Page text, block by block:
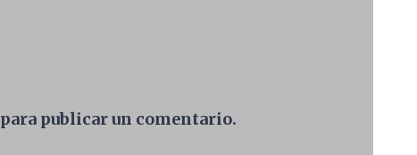
para publicar un comentario.